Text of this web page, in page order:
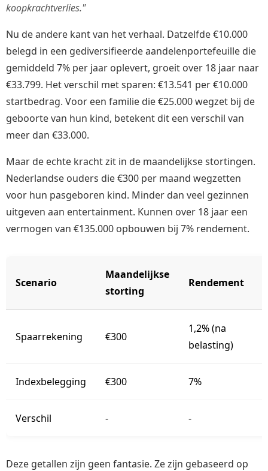
koopkrachtverlies."
Nu de andere kant van het verhaal. Datzelfde €10.000
belegd in een gediversifieerde aandelenportefeuille die
gemiddeld 7% per jaar oplevert, groeit over 18 jaar naar
€33.799. Het verschil met sparen: €13.541 per €10.000
startbedrag. Voor een familie die €25.000 wegzet bij de
geboorte van hun kind, betekent dit een verschil van
meer dan €33.000.
Maar de echte kracht zit in de maandelijkse stortingen.
Nederlandse ouders die €300 per maand wegzetten
voor hun pasgeboren kind. Minder dan veel gezinnen
uitgeven aan entertainment. Kunnen over 18 jaar een
vermogen van €135.000 opbouwen bij 7% rendement.
Scenario
Maandelijkse
storting
Rendement
Spaarrekening €300
1,2% (na
belasting)
Indexbelegging €300 7%
Verschil - -
Deze getallen zijn geen fantasie. Ze zijn gebaseerd op